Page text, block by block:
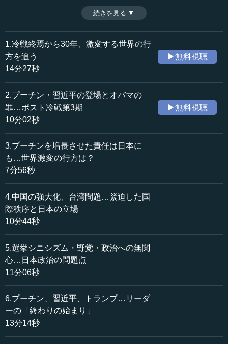
決しつつあるということでもある。この新しい世界への移
行期に際し、民主主義国である日本の前にある危機とは何
か。そしてそれを乗り越えて目指すべきものは何か――。
（全7話中6話）
※インタビュアー：川上達史（テンミニッツTV編集長）
収録日：2023年5月24日
追加日：2023年8月1日
カテゴリー：
国際
国際一般
≪全文≫
●歴史には「世代交代」が必ずある
―― 先生の『偽りの夜明けを超えて』の本の中で、最近
ている、これが責任ある保守の時代をつくりつつあるので
はないか、というご分析がありました。端的にいうと、ト
ランプ氏のような古い発想による排他的な自国第一主義が
むしろ国益を損なってしまうということで、かつて穏健派
のスローガンだった「啓蒙された自己利益」の新しいバー
ジョンでの追求が始まってきており、そういうものを掲げ
る若い政治家も出てきているのではないか、というご分析
この動きのご解説と、そういう意味で、責任ある政治の
時代が来るのかどうかということでは、先生はいかがお考
えでしょうか。
中西 これは明らかに「歴史」、政治に限らずいろいろな
分野で人間社会の歩みという意味での「歴史」ということ
でいえば、「変化してやまない」ということが非常に大き
な本質だと思います。どういうことかというと、「世代交
続きを見る ▼
1.冷戦終焉から30年、激変する世界の行
方を追う
14分27秒
▶無料視聴
2.プーチン・習近平の登場とオバマの
罪…ポスト冷戦第3期
10分02秒
▶無料視聴
3.プーチンを増長させた責任は日本に
も…世界激変の行方は？
7分56秒
4.中国の強大化、台湾問題…緊迫した国
際秩序と日本の立場
10分44秒
5.選挙シニシズム・野党・政治への無関
心…日本政治の問題点
11分06秒
6.プーチン、習近平、トランプ…リーダ
ーの「終わりの始まり」
13分14秒